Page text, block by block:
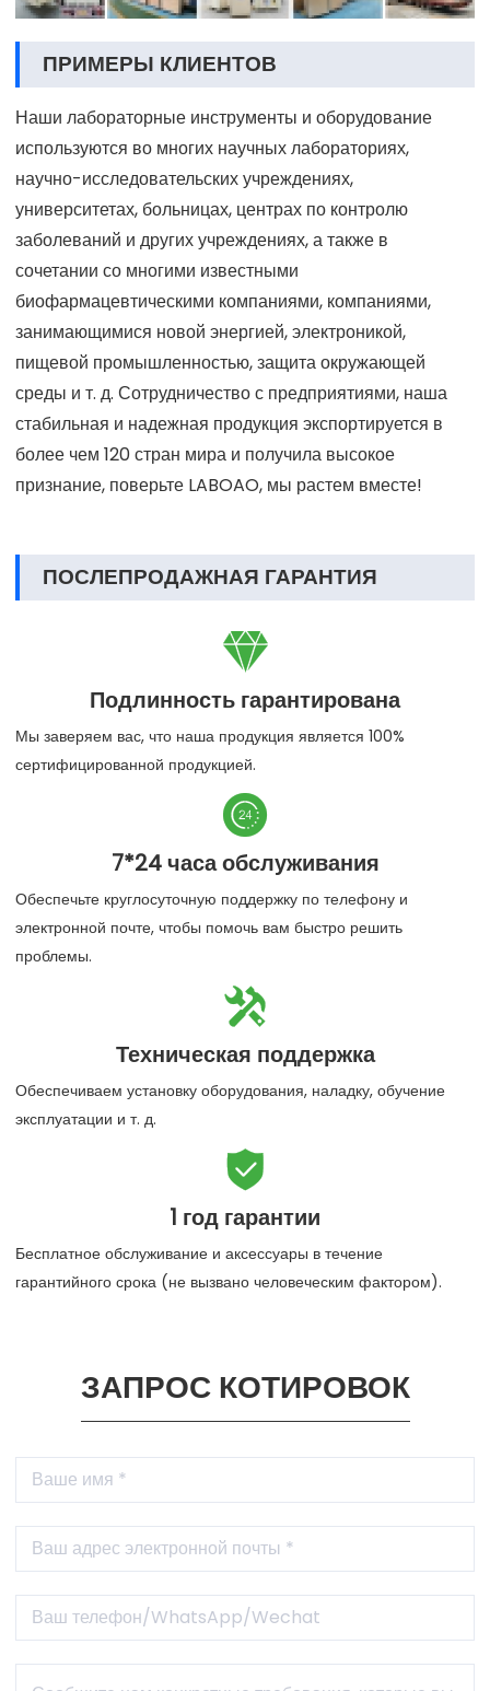
ПРИМЕРЫ КЛИЕНТОВ
Наши лабораторные инструменты и оборудование
используются во многих научных лабораториях,
научно-исследовательских учреждениях,
университетах, больницах, центрах по контролю
заболеваний и других учреждениях, а также в
сочетании со многими известными
биофармацевтическими компаниями, компаниями,
занимающимися новой энергией, электроникой,
пищевой промышленностью, защита окружающей
среды и т. д. Сотрудничество с предприятиями, наша
стабильная и надежная продукция экспортируется в
более чем 120 стран мира и получила высокое
признание, поверьте LABOAO, мы растем вместе!
ПОСЛЕПРОДАЖНАЯ ГАРАНТИЯ

Подлинность гарантирована
Мы заверяем вас, что наша продукция является 100%
сертифицированной продукцией.

7*24 часа обслуживания
Обеспечьте круглосуточную поддержку по телефону и
электронной почте, чтобы помочь вам быстро решить
проблемы.

Техническая поддержка
Обеспечиваем установку оборудования, наладку, обучение
эксплуатации и т. д.

1 год гарантии
Бесплатное обслуживание и аксессуары в течение
гарантийного срока (не вызвано человеческим фактором).
ЗАПРОС КОТИРОВОК